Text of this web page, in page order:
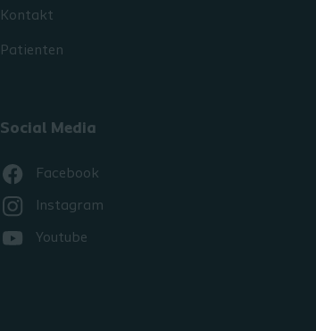
Kontakt
Patienten
Social Media
Facebook
Instagram
Youtube